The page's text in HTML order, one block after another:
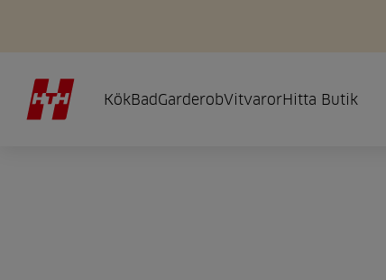
KökBadGarderobVitvarorHitta Butik